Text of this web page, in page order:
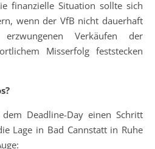
finanzielle Situation sollte sich
wenn der VfB nicht dauerhaft
Verkäufen der
Misserfolg feststecken
Deadline-Day einen Schritt
Lage in Bad Cannstatt in Ruhe